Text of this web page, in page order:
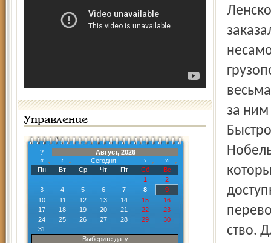
Управление
?
Август, 2026
«
‹ Сегодня ›
»
Пн
Вт Ср Чт Пт Сб
Вс
1
2
3
4 5 6 7 8
9
10
11 12 13 14 15
16
17
18 19 20 21 22
23
24
25 26 27 28 29
30
31
Выберите дату
Ленское объединённое речное пароходство из Якутии
за ним
ство.